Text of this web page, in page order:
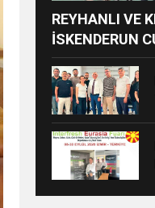
REYHANLI VE
İSKENDERUN